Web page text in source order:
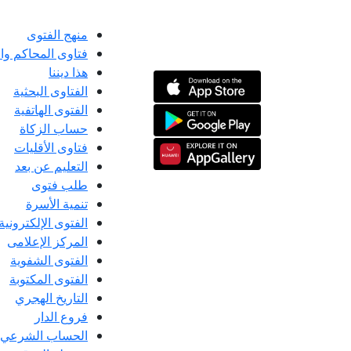
منهج الفتوى
فتاوى المحاكم
هذا ديننا
الفتاوى البحثية
الفتوى الهاتفية
حساب الزكاة
فتاوى الأقليات
التعليم عن بعد
طلب فتوى
تنمية الأسرة
الفتوى الإلكترونية
المركز الإعلامى
الفتوى الشفوية
الفتوى المكتوبة
التاريخ الهجري
فروع الدار
الحساب الشرعي